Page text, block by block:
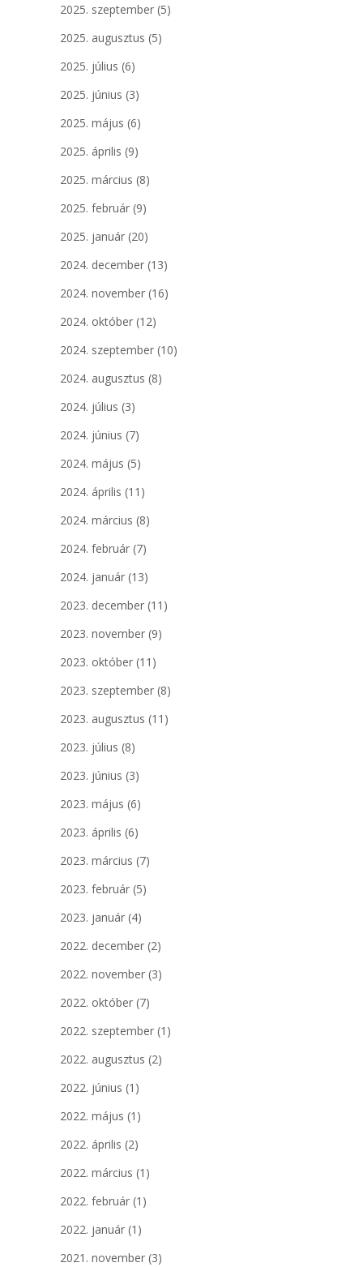
2025. szeptember (5)
2025. augusztus (5)
2025. július (6)
2025. június (3)
2025. május (6)
2025. április (9)
2025. március (8)
2025. február (9)
2025. január (20)
2024. december (13)
2024. november (16)
2024. október (12)
2024. szeptember (10)
2024. augusztus (8)
2024. július (3)
2024. június (7)
2024. május (5)
2024. április (11)
2024. március (8)
2024. február (7)
2024. január (13)
2023. december (11)
2023. november (9)
2023. október (11)
2023. szeptember (8)
2023. augusztus (11)
2023. július (8)
2023. június (3)
2023. május (6)
2023. április (6)
2023. március (7)
2023. február (5)
2023. január (4)
2022. december (2)
2022. november (3)
2022. október (7)
2022. szeptember (1)
2022. augusztus (2)
2022. június (1)
2022. május (1)
2022. április (2)
2022. március (1)
2022. február (1)
2022. január (1)
2021. november (3)